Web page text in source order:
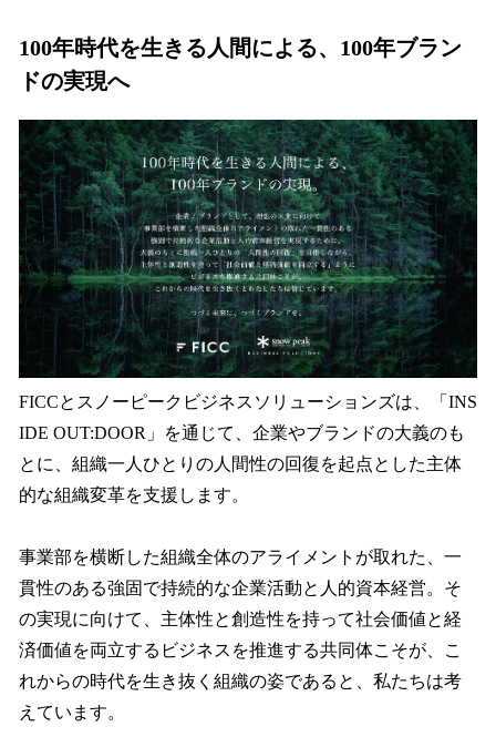
100年時代を生きる人間による、100年ブラン
ドの実現へ
FICCとスノーピークビジネスソリューションズは、「INS
IDE OUT:DOOR」を通じて、企業やブランドの大義のも
とに、組織一人ひとりの人間性の回復を起点とした主体
的な組織変革を支援します。
事業部を横断した組織全体のアライメントが取れた、一
貫性のある強固で持続的な企業活動と人的資本経営。そ
の実現に向けて、主体性と創造性を持って社会価値と経
済価値を両立するビジネスを推進する共同体こそが、こ
れからの時代を生き抜く組織の姿であると、私たちは考
えています。